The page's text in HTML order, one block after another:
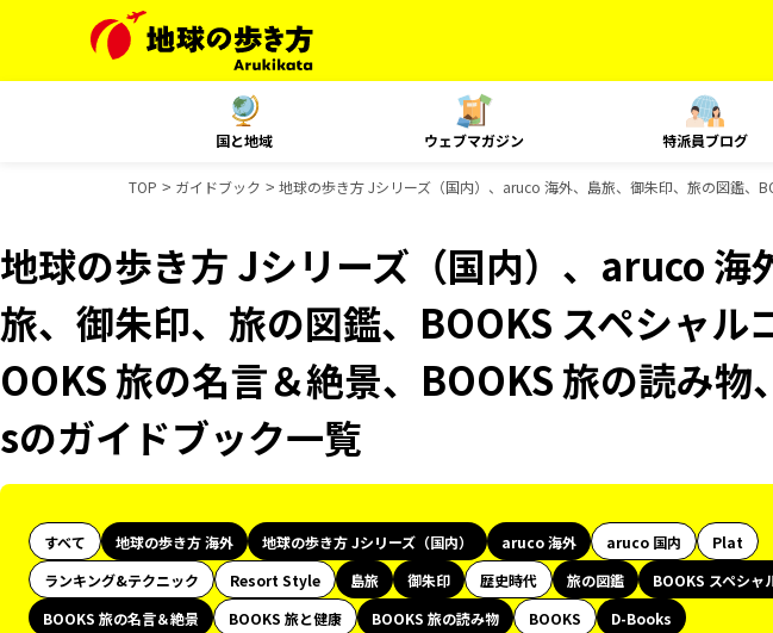
国と地域 ウェブマガジン 特派員ブログ
TOP ガイドブック 地球の歩き方 Jシリーズ（国内）、aruco 海外、島旅、御朱印、旅の図鑑、
地球の歩き方 Jシリーズ（国内）、aruco 海
旅、御朱印、旅の図鑑、BOOKS スペシャル
OOKS 旅の名言＆絶景、BOOKS 旅の読み
sのガイドブック一覧
すべて 地球の歩き方 海外 地球の歩き方 Jシリーズ（国内） aruco 海外 aruco 国内
Plat
ランキング&テクニック
Resort Style 島旅 御朱印 歴史時代 旅の図鑑
BOOKS スペシャ
BOOKS 旅の名言＆絶景
BOOKS 旅と健康 BOOKS 旅の読み物 BOOKS
D-Books